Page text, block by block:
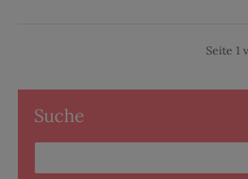
Seite 1
Suche